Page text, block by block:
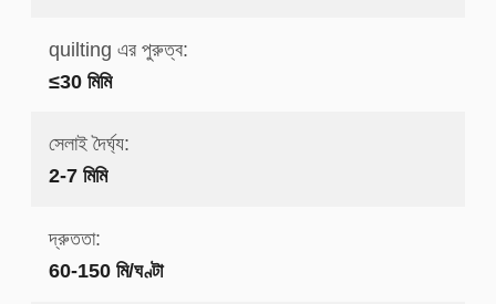
quilting এর পুরুত্ব:
≤30 মিমি
সেলাই দৈর্ঘ্য:
2-7 মিমি
দ্রুততা:
60-150 মি/ঘণ্টা